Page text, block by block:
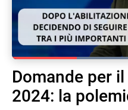
Pause Unmute
Loaded:
Domande per
2024: la